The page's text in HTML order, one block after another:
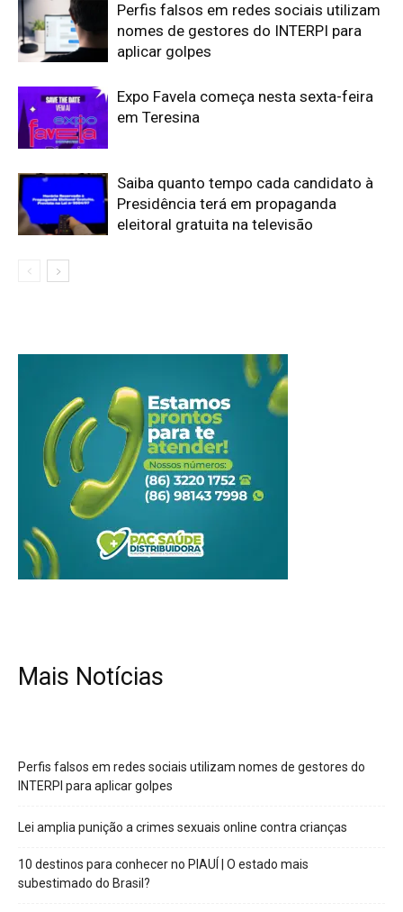
Perfis falsos em redes sociais utilizam
nomes de gestores do INTERPI para
aplicar golpes
Expo Favela começa nesta sexta-feira
em Teresina
Saiba quanto tempo cada candidato à
Presidência terá em propaganda
eleitoral gratuita na televisão
Mais Notícias
Perfis falsos em redes sociais utilizam nomes de gestores do
INTERPI para aplicar golpes
Lei amplia punição a crimes sexuais online contra crianças
10 destinos para conhecer no PIAUÍ | O estado mais
subestimado do Brasil?